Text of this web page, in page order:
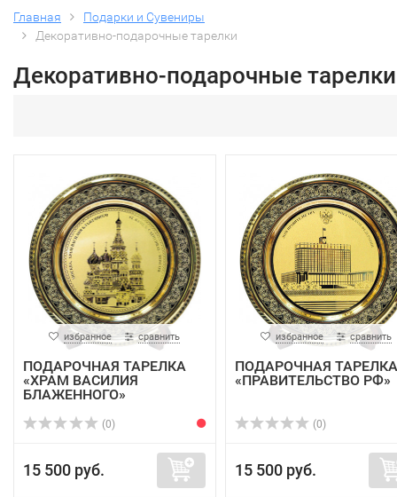
Главная
Подарки и Сувениры
Декоративно-подарочные тарелки
Декоративно-подарочные тарелки
избранное сравнить
ПОДАРОЧНАЯ ТАРЕЛКА
«ХРАМ ВАСИЛИЯ
БЛАЖЕННОГО»
(0)
15 500 руб.
избранное сравнить
ПОДАРОЧНАЯ ТАРЕЛКА
«ПРАВИТЕЛЬСТВО РФ»
(0)
15 500 руб.